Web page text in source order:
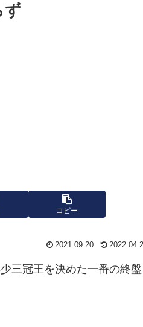
ず
コピー
2021.09.20
三冠王を決めた一番の終盤